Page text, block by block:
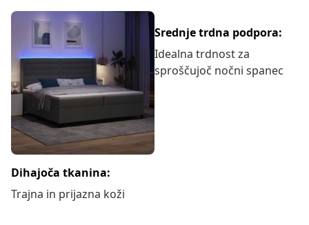
Dihajoča tkanina:
Trajna in prijazna koži
Srednje trdna podpora:
Idealna trdnost za
sproščujoč nočni spanec